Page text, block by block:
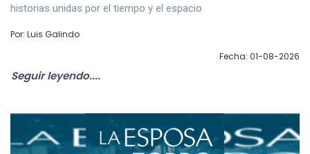
historias unidas por el tiempo y el espacio
Por: Luis Galindo
Fecha: 01-08-2026
Seguir leyendo....